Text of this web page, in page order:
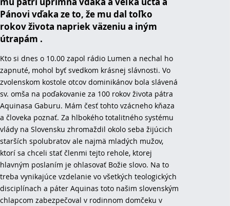
Pánovi vďaka ze to, že mu dal toľko
rokov života napriek väzeniu a iným
útrapám .
Kto si dnes o 10.00 zapol rádio Lumen a nechal ho
zapnuté, mohol byť svedkom krásnej slávnosti. Vo
zvolenskom kostole otcov dominikánov bola slávená
sv. omša na poďakovanie za 100 rokov života pátra
Aquinasa Gaburu. Mám česť tohto vzácneho kňaza
a človeka poznať. Za hlbokého totalitného systému
vlády na Slovensku zhromaždil okolo seba žijúcich
starších spolubratov ale najmä mladých mužov,
ktorí sa chceli stať členmi tejto rehole, ktorej
hlavným poslaním je ohlasovať Božie slovo. Na to
treba vynikajúce vzdelanie vo všetkých teologických
disciplínach a páter Aquinas toto našim slovenským
chlapcom zabezpečoval v rodinnom domčeku v